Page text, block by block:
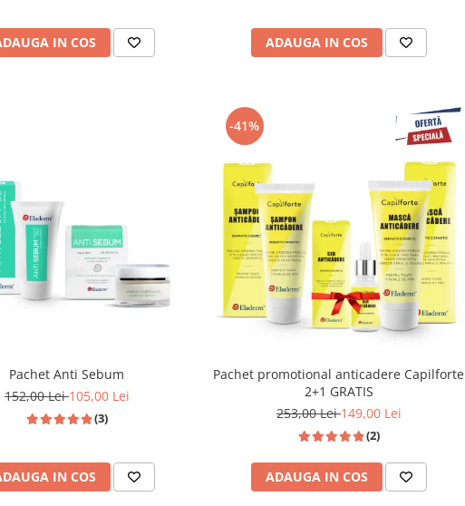
IN COS ADAUGA IN COS
Pachet Anti Sebum
152,00 Lei105,00 Lei
(3)
IN COS
-41%
Pachet promotional anticadere Capilforte
2+1 GRATIS
253,00 Lei149,00 Lei
(2)
ADAUGA IN COS